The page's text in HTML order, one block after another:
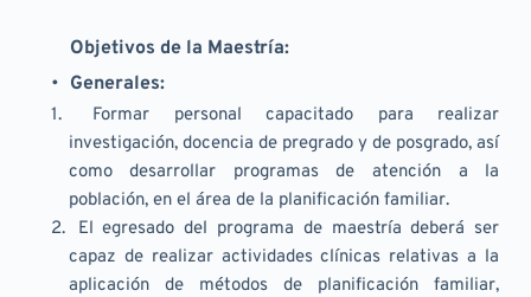
	Objetivos de la Maestría:
Generales:
Formar personal capacitado para realizar
investigación, docencia de pregrado y de posgrado, así
como desarrollar programas de atención a la
población, en el área de la planificación familiar.
El egresado del programa de maestría deberá ser
capaz de realizar actividades clínicas relativas a la
aplicación de métodos de planificación familiar,